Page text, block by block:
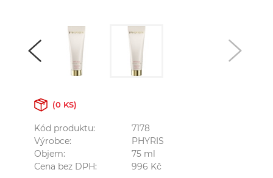
(0 KS)
Kód produktu:
7178
Výrobce:
PHYRIS
Objem:
75 ml
Cena bez DPH:
996 Kč